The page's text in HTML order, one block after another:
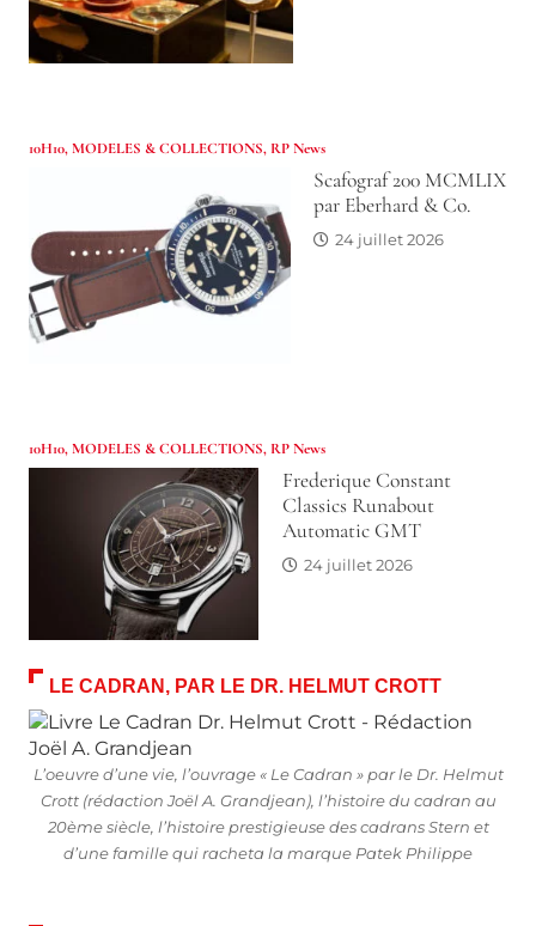
10H10,MODELES & COLLECTIONS, RP News
Scafograf 200 MCMLIX
par Eberhard & Co.
24 juillet 2026
10H10,MODELES & COLLECTIONS, RP News
Frederique Constant
Classics Runabout
Automatic GMT
24 juillet 2026
LE CADRAN, PAR LE DR. HELMUT CROTT
L’oeuvre d’une vie, l’ouvrage « Le Cadran » par le Dr. Helmut
Crott (rédaction Joël A. Grandjean), l’histoire du cadran au
20ème siècle, l’histoire prestigieuse des cadrans Stern et
d’une famille qui racheta la marque Patek Philippe